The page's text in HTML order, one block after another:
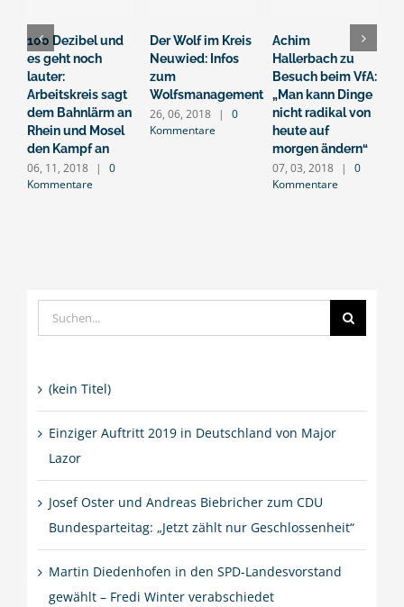
100 Dezibel und
es geht noch
lauter:
Arbeitskreis sagt
dem Bahnlärm an
Rhein und Mosel
den Kampf an
06, 11, 2018 |
0
Kommentare
Der Wolf im Kreis
Neuwied: Infos
zum
Wolfsmanagement
26, 06, 2018 |
0
Kommentare
Achim
Hallerbach zu
Besuch beim VfA:
„Man kann Dinge
nicht radikal von
heute auf
morgen ändern“
07, 03, 2018 |
0
Kommentare
Suche
nach:
(kein Titel)
Einziger Auftritt 2019 in Deutschland von Major
Lazor
Josef Oster und Andreas Biebricher zum CDU
Bundesparteitag: „Jetzt zählt nur Geschlossenheit“
Martin Diedenhofen in den SPD-Landesvorstand
gewählt – Fredi Winter verabschiedet